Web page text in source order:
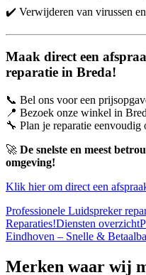
✔️ Verwijderen van virussen
Maak direct een
reparatie in Breda!
📞 Bel ons voor een
📍 Bezoek onze winkel in
🔧 Plan je reparatie eenvoudig
🚀 De snelste en meest
omgeving!
Klik hier om direct een
Professionele Luidspreker
Reparaties!Diensten overzicht
Eindhoven – Snelle &
Merken waar wij